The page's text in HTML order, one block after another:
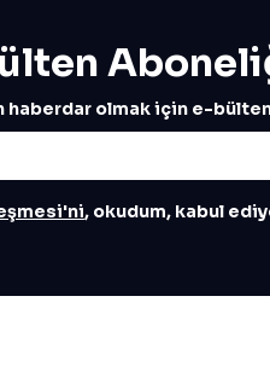
haberdar olmak için e-
, okudum, kabul